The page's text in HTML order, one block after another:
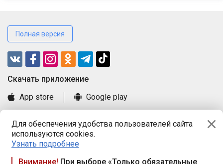
Для обеспечения удобства пользователей сайта
используются cookies.
Узнать подробнее
Внимание! При выборе «Только обязательные
Полная версия
Cкачать приложение
App store
Google play
Книга замечаний и предложений
Правила и документы
Praca.by © 2000—2026, ООО «ПРАЦА БАЙ»